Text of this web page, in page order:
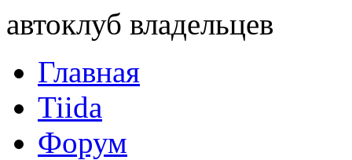
автоклуб владельцев
Главная
Tiida
Форум